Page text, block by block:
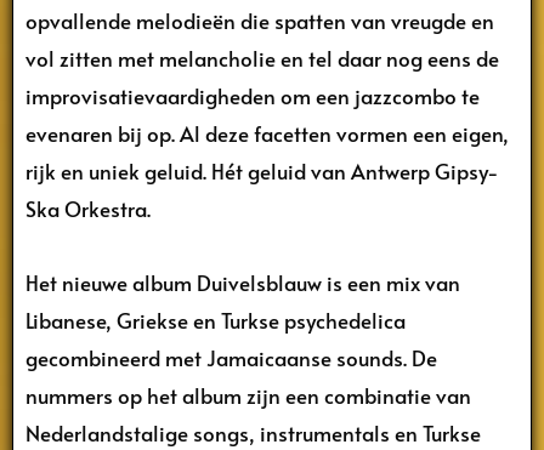
opvallende melodieën die spatten van vreugde en
vol zitten met melancholie en tel daar nog eens de
improvisatievaardigheden om een jazzcombo te
evenaren bij op. Al deze facetten vormen een eigen,
rijk en uniek geluid. Hét geluid van Antwerp Gipsy-
Ska Orkestra.
Het nieuwe album Duivelsblauw is een mix van
Libanese, Griekse en Turkse psychedelica
gecombineerd met Jamaicaanse sounds. De
nummers op het album zijn een combinatie van
Nederlandstalige songs, instrumentals en Turkse